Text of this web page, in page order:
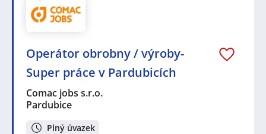
Operátor obrobny / výroby-
Super práce v Pardubicích
Comac jobs s.r.o.
Pardubice
Plný úvazek